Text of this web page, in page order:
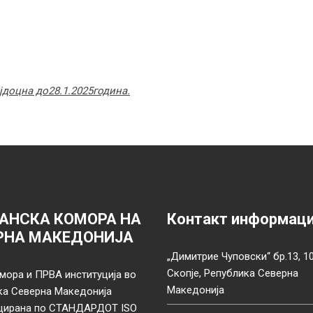
до28.1.2025година.
КОМОРА НА
МАКЕДОНИЈА
и ПРВА институција во
Северна Македонија
по СТАНДАРДОТ ISO
Контакт
„Димитрие Чуповски“ бр.13,
Скопје, Република Северна
Македонија